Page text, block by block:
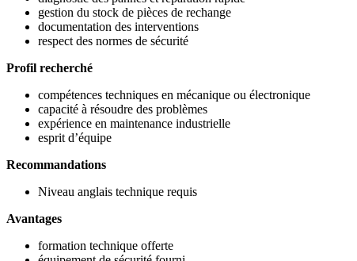
gestion du stock de pièces de rechange
documentation des interventions
respect des normes de sécurité
Profil recherché
compétences techniques en mécanique ou électronique
capacité à résoudre des problèmes
expérience en maintenance industrielle
esprit d’équipe
Recommandations
Niveau anglais technique requis
Avantages
formation technique offerte